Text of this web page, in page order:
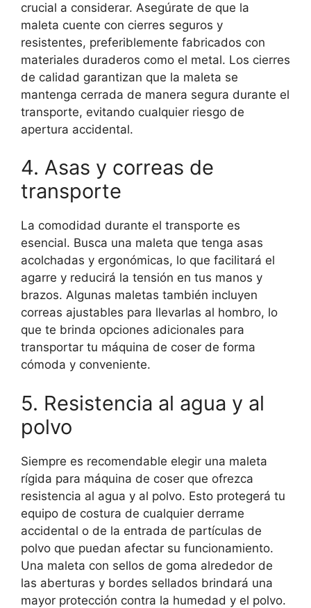
crucial a considerar. Asegúrate de que la
maleta cuente con cierres seguros y
resistentes, preferiblemente fabricados con
materiales duraderos como el metal. Los cierres
de calidad garantizan que la maleta se
mantenga cerrada de manera segura durante el
transporte, evitando cualquier riesgo de
apertura accidental.
4. Asas y correas de
transporte
La comodidad durante el transporte es
esencial. Busca una maleta que tenga asas
acolchadas y ergonómicas, lo que facilitará el
agarre y reducirá la tensión en tus manos y
brazos. Algunas maletas también incluyen
correas ajustables para llevarlas al hombro, lo
que te brinda opciones adicionales para
transportar tu máquina de coser de forma
cómoda y conveniente.
5. Resistencia al agua y al
polvo
Siempre es recomendable elegir una maleta
rígida para máquina de coser que ofrezca
resistencia al agua y al polvo. Esto protegerá tu
equipo de costura de cualquier derrame
accidental o de la entrada de partículas de
polvo que puedan afectar su funcionamiento.
Una maleta con sellos de goma alrededor de
las aberturas y bordes sellados brindará una
mayor protección contra la humedad y el polvo.